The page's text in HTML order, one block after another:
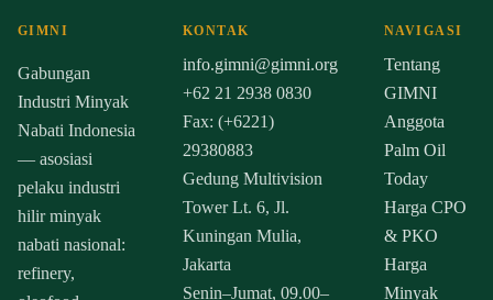
GIMNI
Gabungan
Industri Minyak
Nabati Indonesia
— asosiasi
pelaku industri
hilir minyak
nabati nasional:
refinery,
KONTAK
info.gimni@gimni.org
+62 21 2938 0830
Fax: (+6221)
29380883
Gedung Multivision
Tower Lt. 6, Jl.
Kuningan Mulia,
Jakarta
Senin–Jumat, 09.00–
NAVIGASI
Tentang
GIMNI
Anggota
Palm Oil
Today
Harga CPO
& PKO
Harga
Minyak